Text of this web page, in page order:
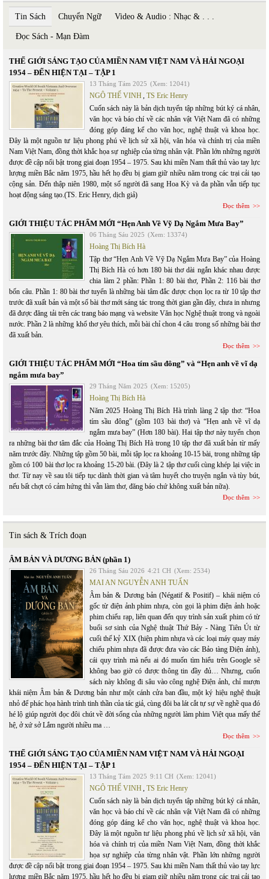
Tin Sách Chuyển Ngữ Video & Audio : Nhạc & . . .
Đọc Sách - Mạn Đàm
THẾ GIỚI SÁNG TẠO CỦA MIỀN NAM VIỆT NAM VÀ HẢI NGOẠI
1954 – ĐẾN HIỆN TẠI – TẬP 1
13 Tháng Tám 2025 (Xem: 12041)
NGÔ THẾ VINH, TS Eric Henry
Cuốn sách này là bản dịch tuyển tập những bút ký cá nhân,
văn học và báo chí về các nhân vật Việt Nam đã có những
đóng góp đáng kể cho văn học, nghệ thuật và khoa học.
Đây là một nguồn tư liệu phong phú về lịch sử xã hội, văn hóa và chính trị của miền
Nam Việt Nam, đồng thời khắc họa sự nghiệp của từng nhân vật. Phần lớn những người
được đề cập nổi bật trong giai đoạn 1954 – 1975. Sau khi miền Nam thất thủ vào tay lực
lượng miền Bắc năm 1975, hầu hết họ đều bị giam giữ nhiều năm trong các trại cải tạo
cộng sản. Đến thập niên 1980, một số người đã sang Hoa Kỳ và đa phần vẫn tiếp tục
hoạt động sáng tạo.(TS. Eric Henry, dịch giả)
Đọc thêm
GIỚI THIỆU TÁC PHẨM MỚI “Hẹn Anh Về Vỹ Dạ Ngắm Mưa Bay”
06 Tháng Sáu 2025 (Xem: 13374)
Hoàng Thị Bích Hà
Tập thơ “Hẹn Anh Về Vỹ Dạ Ngắm Mưa Bay” của Hoàng
Thị Bích Hà có hơn 180 bài thơ dài ngắn khác nhau được
chia làm 2 phần: Phần 1: 80 bài thơ, Phần 2: 116 bài thơ
bốn câu. Phần 1: 80 bài thơ tuyển là những bài tâm đắc được chọn lọc ra từ 10 tập thơ
trước đã xuất bản và một số bài thơ mới sáng tác trong thời gian gần đây, chưa in nhưng
đã được đăng tải trên các trang báo mạng và website Văn học Nghệ thuật trong và ngoài
nước. Phần 2 là những khổ thơ yêu thích, mỗi bài chỉ chon 4 câu trong số những bài thơ
đã xuất bản.
Đọc thêm
GIỚI THIỆU TÁC PHẨM MỚI “Hoa tím sầu đông” và “Hẹn anh về vĩ dạ
ngắm mưa bay”
29 Tháng Năm 2025 (Xem: 15205)
Hoàng Thị Bích Hà
Năm 2025 Hoàng Thị Bích Hà trình làng 2 tập thơ: “Hoa
tím sầu đông” (gồm 103 bài thơ) và “Hẹn anh về vĩ dạ
ngắm mưa bay” (Hơn 180 bài). Hai tập thơ này tuyển chọn
ra những bài thơ tâm đắc của Hoàng Thị Bích Hà trong 10 tập thơ đã xuất bản từ mấy
năm trước đây. Những tập gồm 50 bài, mỗi tập lọc ra khoảng 10-15 bài, trong những tập
gồm có 100 bài thơ lọc ra khoảng 15-20 bài. (Đây là 2 tập thơ cuối cùng khép lại việc in
thơ. Từ nay về sau tôi tiếp tục dành thời gian và tâm huyết cho truyện ngắn và tùy bút,
nếu bất chợt có cảm hứng thì vẫn làm thơ, đăng báo chứ không xuất bản nữa).
Đọc thêm
Tin sách & Trích đoạn
ÂM BẢN VÀ DƯƠNG BẢN (phần 1)
26 Tháng Sáu 2026 4:21 CH (Xem: 2534)
MAI AN NGUYỄN ANH TUẤN
Âm bản & Dương bản (Négatif & Positif) – khái niệm có
gốc từ điện ảnh phim nhựa, còn gọi là phim điện ảnh hoặc
phim chiếu rạp, liên quan đến quy trình sản xuất phim có từ
buổi sơ sinh của Nghệ thuật Thứ Bảy - Nàng Tiên Út từ
cuối thế kỷ XIX (hiện phim nhựa và các loại máy quay máy
chiếu phim nhựa đã được đưa vào các Bảo tàng Điện ảnh),
cái quy trình mà nếu ai đó muốn tìm hiểu trên Google sẽ
không bao giờ có được thông tin đầy đủ… Nhưng, cuốn
sách này không đi sâu vào công nghệ Điện ảnh, chỉ mượn
khái niệm Âm bản & Dương bản như một cánh cửa ban đầu, một ký hiệu nghệ thuật
nhỏ để phác họa hành trình tinh thần của tác giả, cùng đôi ba lát cắt tự sự về nghề qua đó
hé lộ giúp người đọc đôi chút về đời sống của những người làm phim Việt qua mấy thế
hệ, ở xứ sở Lắm người nhiều ma …
Đọc thêm
THẾ GIỚI SÁNG TẠO CỦA MIỀN NAM VIỆT NAM VÀ HẢI NGOẠI
1954 – ĐẾN HIỆN TẠI – TẬP 1
13 Tháng Tám 2025 9:11 CH (Xem: 12041)
NGÔ THẾ VINH, TS Eric Henry
Cuốn sách này là bản dịch tuyển tập những bút ký cá nhân,
văn học và báo chí về các nhân vật Việt Nam đã có những
đóng góp đáng kể cho văn học, nghệ thuật và khoa học.
Đây là một nguồn tư liệu phong phú về lịch sử xã hội, văn
hóa và chính trị của miền Nam Việt Nam, đồng thời khắc
họa sự nghiệp của từng nhân vật. Phần lớn những người
được đề cập nổi bật trong giai đoạn 1954 – 1975. Sau khi miền Nam thất thủ vào tay lực
lượng miền Bắc năm 1975, hầu hết họ đều bị giam giữ nhiều năm trong các trại cải tạo